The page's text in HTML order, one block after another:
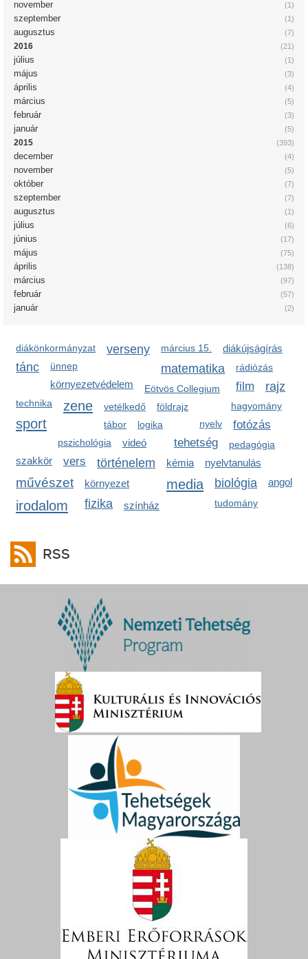
(1)
november
(1)
szeptember
(7)
augusztus
(21)
2016
(1)
július
(3)
május
(4)
április
(5)
március
(3)
február
(5)
január
(393)
2015
(4)
december
(5)
november
(7)
október
(7)
szeptember
(1)
augusztus
(6)
július
(17)
június
(75)
május
(138)
április
(97)
március
(57)
február
(2)
január
diákönkormányzat verseny március 15. diákújságírás
tánc ünnep matematika rádiózás
környezetvédelem Eötvös Collegium film
technika zene hagyomány
vetélkedő földrajz
rajz
sport nyelv fotózás
tábor logika
tehetség
pszichológia videó pedagógia
szakkör vers történelem kémia nyelvtanulás
művészet media biológia
környezet
fizika
irodalom tudomány
színház
angol
RSS